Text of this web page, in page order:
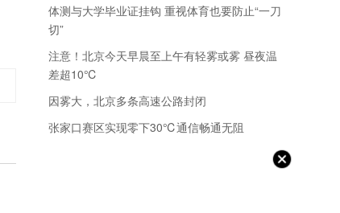
体测与大学毕业证挂钩 重视体育也要防止“一刀
切”
注意！北京今天早晨至上午有轻雾或雾 昼夜温
差超10℃
因雾大，北京多条高速公路封闭
张家口赛区实现零下30℃通信畅通无阻